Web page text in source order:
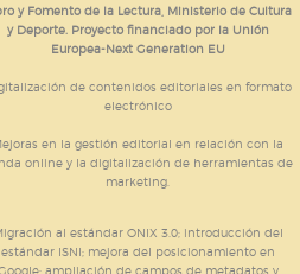
y Fomento de la Lectura, Ministerio de Cultura
y Deporte. Proyecto financiado por la Unión
Europea-Next Generation EU
de contenidos editoriales en formato
electrónico
en la gestión editorial en relación con la
online y la digitalización de herramientas de
marketing.
al estándar ONIX 3.0; introducción del
estándar ISNI; mejora del posicionamiento en
ampliación de campos de metadatos y